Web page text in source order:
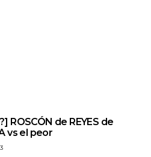
ROSCÓN de REYES de
vs el peor